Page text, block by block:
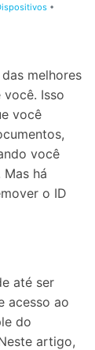
•
melhores
Isso
você
você
há
o ID
até ser
acesso ao
do
artigo,